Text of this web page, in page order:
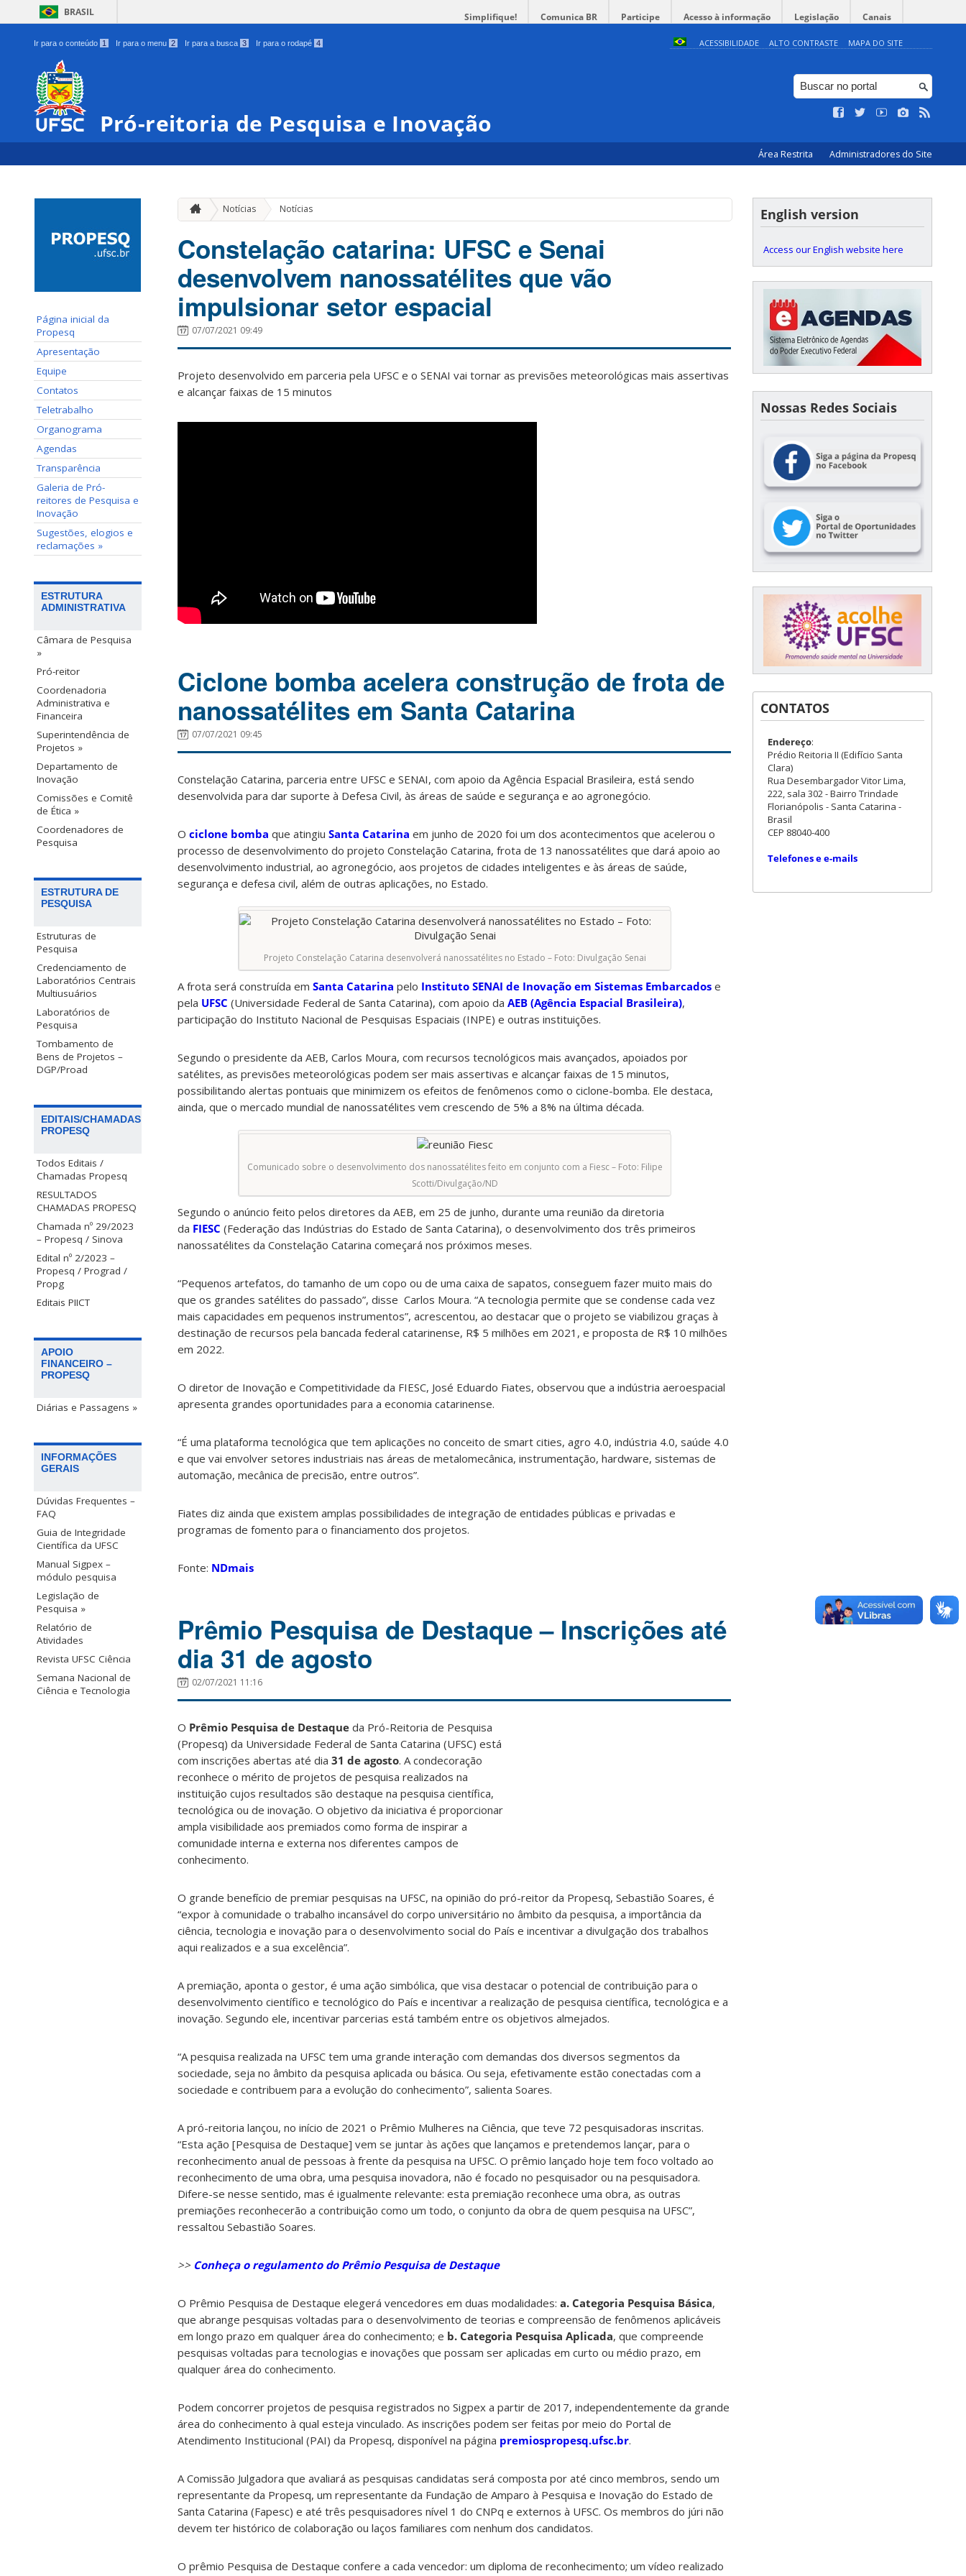
BRASIL Simplifique! Comunica BR Participe Acesso à informação Legislação Canais
Ir para o conteúdo 1 Ir para o menu 2 Ir para a busca 3 Ir para o rodapé 4 ACESSIBILIDADE ALTO CONTRASTE MAPA DO SITE
Pró-reitoria de Pesquisa e Inovação
Área Restrita Administradores do Site
Página inicial da
Propesq
Apresentação
Equipe
Contatos
Teletrabalho
Organograma
Agendas
Transparência
Galeria de Pró-
reitores de Pesquisa e
Inovação
Sugestões, elogios e
reclamações »
ESTRUTURA
ADMINISTRATIVA
Câmara de Pesquisa
»
Pró-reitor
Coordenadoria
Administrativa e
Financeira
Superintendência de
Projetos »
Departamento de
Inovação
Comissões e Comitê
de Ética »
Coordenadores de
Pesquisa
ESTRUTURA DE
PESQUISA
Estruturas de
Pesquisa
Credenciamento de
Laboratórios Centrais
Multiusuários
Laboratórios de
Pesquisa
Tombamento de
Bens de Projetos –
DGP/Proad
EDITAIS/CHAMADAS
PROPESQ
Todos Editais /
Chamadas Propesq
RESULTADOS
CHAMADAS PROPESQ
Chamada nº 29/2023
– Propesq / Sinova
Edital nº 2/2023 –
Propesq / Prograd /
Propg
Editais PIICT
APOIO
FINANCEIRO –
PROPESQ
Diárias e Passagens »
INFORMAÇÕES
GERAIS
Dúvidas Frequentes –
FAQ
Guia de Integridade
Científica da UFSC
Manual Sigpex –
módulo pesquisa
Legislação de
Pesquisa »
Relatório de
Atividades
Revista UFSC Ciência
Semana Nacional de
Ciência e Tecnologia
Notícias Notícias
Constelação catarina: UFSC e Senai
desenvolvem nanossatélites que vão
impulsionar setor espacial
07/07/2021 09:49
Projeto desenvolvido em parceria pela UFSC e o SENAI vai tornar as previsões meteorológicas mais assertivas
e alcançar faixas de 15 minutos
Ciclone bomba acelera construção de frota de
nanossatélites em Santa Catarina
07/07/2021 09:45
Constelação Catarina, parceria entre UFSC e SENAI, com apoio da Agência Espacial Brasileira, está sendo
desenvolvida para dar suporte à Defesa Civil, às áreas de saúde e segurança e ao agronegócio.
O ciclone bomba que atingiu Santa Catarina em junho de 2020 foi um dos acontecimentos que acelerou o
processo de desenvolvimento do projeto Constelação Catarina, frota de 13 nanossatélites que dará apoio ao
desenvolvimento industrial, ao agronegócio, aos projetos de cidades inteligentes e às áreas de saúde,
segurança e defesa civil, além de outras aplicações, no Estado.
Projeto Constelação Catarina desenvolverá nanossatélites no Estado – Foto: Divulgação Senai
A frota será construída em Santa Catarina pelo Instituto SENAI de Inovação em Sistemas Embarcados e
pela UFSC (Universidade Federal de Santa Catarina), com apoio da AEB (Agência Espacial Brasileira),
participação do Instituto Nacional de Pesquisas Espaciais (INPE) e outras instituições.
Segundo o presidente da AEB, Carlos Moura, com recursos tecnológicos mais avançados, apoiados por
satélites, as previsões meteorológicas podem ser mais assertivas e alcançar faixas de 15 minutos,
possibilitando alertas pontuais que minimizem os efeitos de fenômenos como o ciclone-bomba. Ele destaca,
ainda, que o mercado mundial de nanossatélites vem crescendo de 5% a 8% na última década.
Comunicado sobre o desenvolvimento dos nanossatélites feito em conjunto com a Fiesc – Foto: Filipe
Scotti/Divulgação/ND
Segundo o anúncio feito pelos diretores da AEB, em 25 de junho, durante uma reunião da diretoria
da FIESC (Federação das Indústrias do Estado de Santa Catarina), o desenvolvimento dos três primeiros
nanossatélites da Constelação Catarina começará nos próximos meses.
“Pequenos artefatos, do tamanho de um copo ou de uma caixa de sapatos, conseguem fazer muito mais do
que os grandes satélites do passado”, disse Carlos Moura. “A tecnologia permite que se condense cada vez
mais capacidades em pequenos instrumentos”, acrescentou, ao destacar que o projeto se viabilizou graças à
destinação de recursos pela bancada federal catarinense, R$ 5 milhões em 2021, e proposta de R$ 10 milhões
em 2022.
O diretor de Inovação e Competitividade da FIESC, José Eduardo Fiates, observou que a indústria aeroespacial
apresenta grandes oportunidades para a economia catarinense.
“É uma plataforma tecnológica que tem aplicações no conceito de smart cities, agro 4.0, indústria 4.0, saúde 4.0
e que vai envolver setores industriais nas áreas de metalomecânica, instrumentação, hardware, sistemas de
automação, mecânica de precisão, entre outros”.
Fiates diz ainda que existem amplas possibilidades de integração de entidades públicas e privadas e
programas de fomento para o financiamento dos projetos.
Fonte: NDmais
Prêmio Pesquisa de Destaque – Inscrições até
dia 31 de agosto
02/07/2021 11:16
O Prêmio Pesquisa de Destaque da Pró-Reitoria de Pesquisa
(Propesq) da Universidade Federal de Santa Catarina (UFSC) está
com inscrições abertas até dia 31 de agosto. A condecoração
reconhece o mérito de projetos de pesquisa realizados na
instituição cujos resultados são destaque na pesquisa científica,
tecnológica ou de inovação. O objetivo da iniciativa é proporcionar
ampla visibilidade aos premiados como forma de inspirar a
comunidade interna e externa nos diferentes campos de
conhecimento.
O grande benefício de premiar pesquisas na UFSC, na opinião do pró-reitor da Propesq, Sebastião Soares, é
“expor à comunidade o trabalho incansável do corpo universitário no âmbito da pesquisa, a importância da
ciência, tecnologia e inovação para o desenvolvimento social do País e incentivar a divulgação dos trabalhos
aqui realizados e a sua excelência”.
A premiação, aponta o gestor, é uma ação simbólica, que visa destacar o potencial de contribuição para o
desenvolvimento científico e tecnológico do País e incentivar a realização de pesquisa científica, tecnológica e a
inovação. Segundo ele, incentivar parcerias está também entre os objetivos almejados.
“A pesquisa realizada na UFSC tem uma grande interação com demandas dos diversos segmentos da
sociedade, seja no âmbito da pesquisa aplicada ou básica. Ou seja, efetivamente estão conectadas com a
sociedade e contribuem para a evolução do conhecimento”, salienta Soares.
A pró-reitoria lançou, no início de 2021 o Prêmio Mulheres na Ciência, que teve 72 pesquisadoras inscritas.
“Esta ação [Pesquisa de Destaque] vem se juntar às ações que lançamos e pretendemos lançar, para o
reconhecimento anual de pessoas à frente da pesquisa na UFSC. O prêmio lançado hoje tem foco voltado ao
reconhecimento de uma obra, uma pesquisa inovadora, não é focado no pesquisador ou na pesquisadora.
Difere-se nesse sentido, mas é igualmente relevante: esta premiação reconhece uma obra, as outras
premiações reconhecerão a contribuição como um todo, o conjunto da obra de quem pesquisa na UFSC”,
ressaltou Sebastião Soares.
>> Conheça o regulamento do Prêmio Pesquisa de Destaque
O Prêmio Pesquisa de Destaque elegerá vencedores em duas modalidades: a. Categoria Pesquisa Básica,
que abrange pesquisas voltadas para o desenvolvimento de teorias e compreensão de fenômenos aplicáveis
em longo prazo em qualquer área do conhecimento; e b. Categoria Pesquisa Aplicada, que compreende
pesquisas voltadas para tecnologias e inovações que possam ser aplicadas em curto ou médio prazo, em
qualquer área do conhecimento.
Podem concorrer projetos de pesquisa registrados no Sigpex a partir de 2017, independentemente da grande
área do conhecimento à qual esteja vinculado. As inscrições podem ser feitas por meio do Portal de
Atendimento Institucional (PAI) da Propesq, disponível na página premiospropesq.ufsc.br.
A Comissão Julgadora que avaliará as pesquisas candidatas será composta por até cinco membros, sendo um
representante da Propesq, um representante da Fundação de Amparo à Pesquisa e Inovação do Estado de
Santa Catarina (Fapesc) e até três pesquisadores nível 1 do CNPq e externos à UFSC. Os membros do júri não
devem ter histórico de colaboração ou laços familiares com nenhum dos candidatos.
O prêmio Pesquisa de Destaque confere a cada vencedor: um diploma de reconhecimento; um vídeo realizado
English version
Access our English website here
Nossas Redes Sociais
CONTATOS
Endereço:
Prédio Reitoria II (Edifício Santa
Clara)
Rua Desembargador Vitor Lima,
222, sala 302 - Bairro Trindade
Florianópolis - Santa Catarina -
Brasil
CEP 88040-400
Telefones e e-mails